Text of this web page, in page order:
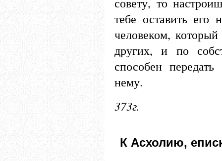
тебе оставить его
человеком,
других, и по
способен
нему.
373г.
К Асхолию,